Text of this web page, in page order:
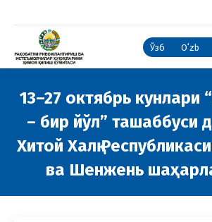
Ўзб Oʻzb
13–27 октябрь кунлари
– бир йўл” ташаббуси
Хитой Халқ
ва Шенжень